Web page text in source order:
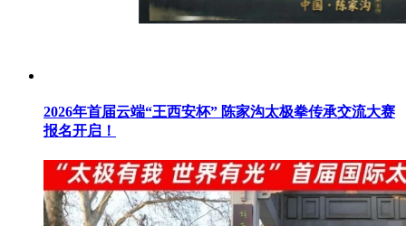
2026年首届云端“王西安杯” 陈家沟太极拳传承交流大赛
报名开启！